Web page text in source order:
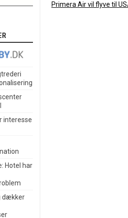
Primera Air vil flyve til
interesse
Hotel har
dækker